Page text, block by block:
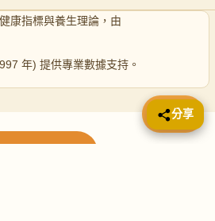
康指標與養生理論，由
年) 提供專業數據支持。
📤 分享
分享